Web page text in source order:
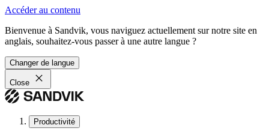
Accéder au contenu
Bienvenue à Sandvik, vous naviguez actuellement sur notre site en
anglais, souhaitez-vous passer à une autre langue ?
Changer de langue
Close
Productivité